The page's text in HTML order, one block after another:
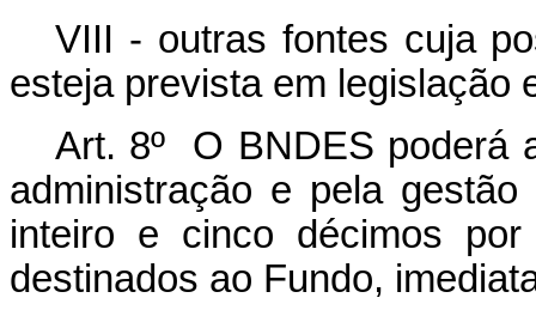
VIII - outras fontes cuja
esteja prevista em legislação
Art. 8º O BNDES poderá
administração e pela
inteiro e cinco décimos
destinados ao Fundo,